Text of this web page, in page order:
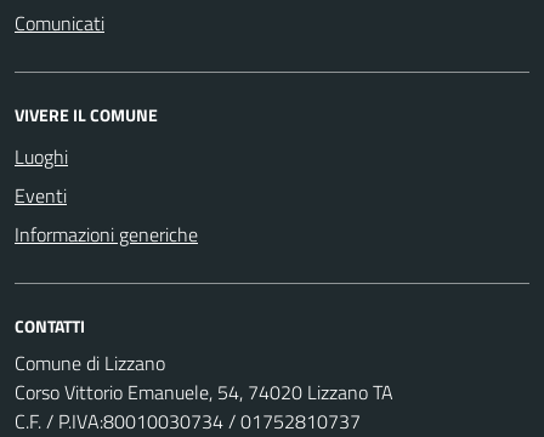
Comunicati
VIVERE IL COMUNE
Luoghi
Eventi
Informazioni generiche
CONTATTI
Comune di Lizzano
Corso Vittorio Emanuele, 54, 74020 Lizzano TA
C.F. / P.IVA:80010030734 / 01752810737